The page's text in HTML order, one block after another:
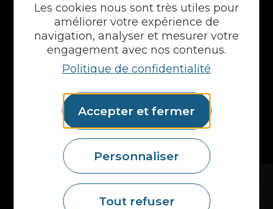
Les cookies nous sont très utiles pour
améliorer votre expérience de
navigation, analyser et mesurer votre
engagement avec nos contenus.
Politique de confidentialité
Accepter et fermer
Personnaliser
Tout refuser
Plans en Stratifié
Plans en Compact
Crédences
Cuves
Portes et façades
Formes spéciales
Etagères
Accessoires
Plans vasques
Mural
MAIS AUSSI...
Fidelem